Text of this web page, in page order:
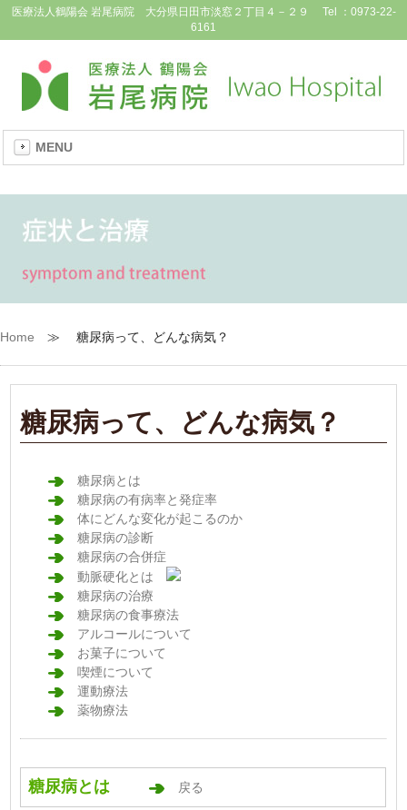
医療法人鶴陽会 岩尾病院 大分県日田市淡窓２丁目４－２９ Tel ：0973-22-
6161
MENU
Home ≫ 糖尿病って、どんな病気？
糖尿病って、どんな病気？
糖尿病とは
糖尿病の有病率と発症率
体にどんな変化が起こるのか
糖尿病の診断
糖尿病の合併症
動脈硬化とは
糖尿病の治療
糖尿病の食事療法
アルコールについて
お菓子について
喫煙について
運動療法
薬物療法
糖尿病とは 戻る